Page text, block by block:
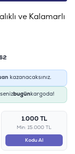
ve Kalamarlı
kazanacaksınız.
bugünkargoda!
1.000 TL
Min: 15.000 TL
Kodu Al